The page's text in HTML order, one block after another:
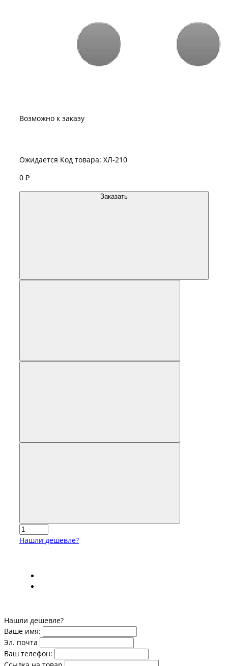
Возможно к заказу
Ожидается Код товара: ХЛ-210
0 ₽
Заказать
Нашли дешевле?
Нашли дешевле?
Ваше имя:
Эл. почта
Ваш телефон: